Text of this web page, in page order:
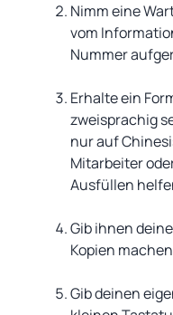
Nimm eine
vom
Nummer
Erhalte ein
zweisprachig
nur auf
Mitarbeiter
Ausfüllen
Gib ihnen
Kopien
Gib deinen